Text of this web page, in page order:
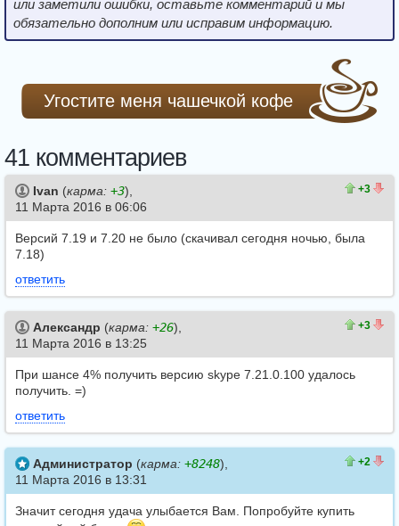
или заметили ошибки, оставьте комментарий и мы
обязательно дополним или исправим информацию.
Угостите меня чашечкой кофе
41 комментариев
+3
Ivan (карма: +3),
11 Марта 2016 в 06:06
Версий 7.19 и 7.20 не было (скачивал сегодня ночью, была
7.18)
ответить
+3
Александр (карма: +26),
11 Марта 2016 в 13:25
При шансе 4% получить версию skype 7.21.0.100 удалось
получить. =)
ответить
+2
Администратор (карма: +8248),
11 Марта 2016 в 13:31
Значит сегодня удача улыбается Вам. Попробуйте купить